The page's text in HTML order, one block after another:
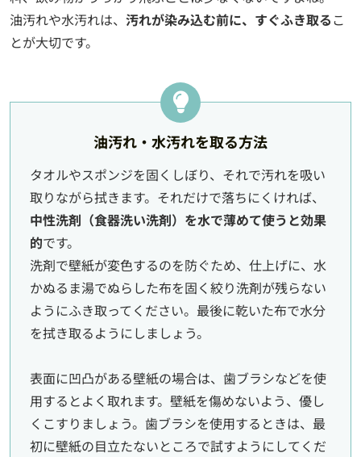
油汚れや水汚れは、 汚れが染み込む前に、すぐふき取るこ
とが大切です。
油汚れ・水汚れを取る方法
タオルやスポンジを固くしぼり、それで汚れを吸い
取りながら拭きます。それだけで落ちにくければ、
中性洗剤（食器洗い洗剤）を水で薄めて使うと効果
的です。
洗剤で壁紙が変色するのを防ぐため、仕上げに、水
かぬるま湯でぬらした布を固く絞り洗剤が残らない
ようにふき取ってください。最後に乾いた布で水分
を拭き取るようにしましょう。
表面に凹凸がある壁紙の場合は、歯ブラシなどを使
用するとよく取れます。壁紙を傷めないよう、優し
くこすりましょう。歯ブラシを使用するときは、最
初に壁紙の目立たないところで試すようにしてくだ